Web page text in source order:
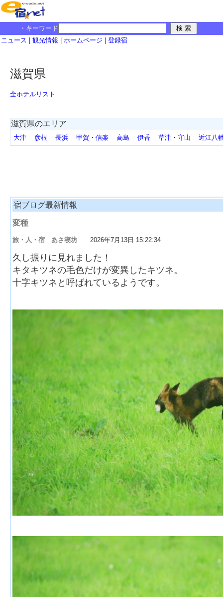
・キーワード
ニュース
観光情報 ホームページ 登録宿
滋賀県
全ホテルリスト
滋賀県のエリア
大津 彦根 長浜 甲賀・信楽 高島 伊香 草津・守山 近江八
宿ブログ最新情報
変種
旅・人・宿 あさ寝坊 2026年7月13日 15:22:34
久し振りに見れました！
キタキツネの毛色だけが変異したキツネ。
十字キツネと呼ばれているようです。